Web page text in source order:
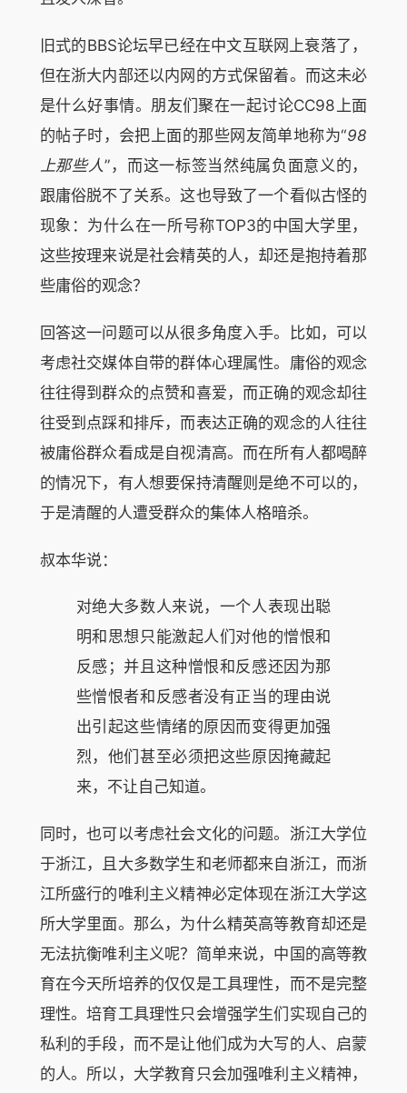
旧式的BBS论坛早已经在中文互联网上衰落了，
但在浙大内部还以内网的方式保留着。而这未必
是什么好事情。朋友们聚在一起讨论CC98上面
的帖子时，会把上面的那些网友简单地称为“98
上那些人”，而这一标签当然纯属负面意义的，
跟庸俗脱不了关系。这也导致了一个看似古怪的
现象：为什么在一所号称TOP3的中国大学里，
这些按理来说是社会精英的人，却还是抱持着那
些庸俗的观念？
回答这一问题可以从很多角度入手。比如，可以
考虑社交媒体自带的群体心理属性。庸俗的观念
往往得到群众的点赞和喜爱，而正确的观念却往
往受到点踩和排斥，而表达正确的观念的人往往
被庸俗群众看成是自视清高。而在所有人都喝醉
的情况下，有人想要保持清醒则是绝不可以的，
于是清醒的人遭受群众的集体人格暗杀。
叔本华说：
对绝大多数人来说，一个人表现出聪
明和思想只能激起人们对他的憎恨和
反感；并且这种憎恨和反感还因为那
些憎恨者和反感者没有正当的理由说
出引起这些情绪的原因而变得更加强
烈，他们甚至必须把这些原因掩藏起
来，不让自己知道。
同时，也可以考虑社会文化的问题。浙江大学位
于浙江，且大多数学生和老师都来自浙江，而浙
江所盛行的唯利主义精神必定体现在浙江大学这
所大学里面。那么，为什么精英高等教育却还是
无法抗衡唯利主义呢？简单来说，中国的高等教
育在今天所培养的仅仅是工具理性，而不是完整
理性。培育工具理性只会增强学生们实现自己的
私利的手段，而不是让他们成为大写的人、启蒙
的人。所以，大学教育只会加强唯利主义精神，